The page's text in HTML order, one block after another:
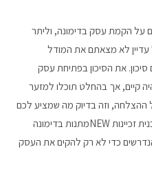
על הקמת עסק בדימונה, וליתר
עדיין לא מצאתם את המודל
את הסיכון בפתיחת עסק
קיים, אך בהחלט תוכלו למזער
וזה בדיוק מה שמציע לכם
זיכיון NEWמתנות בדימונה במסגרת תכנית זכיינות NEWמתנות בדימונה
כדי לא רק להקים את העסק